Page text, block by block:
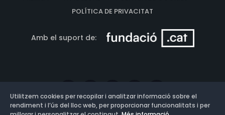
POLÍTICA DE PRIVACITAT
Amb el suport de:
Utilitzem cookies per recopilar i analitzar informació sobre el
rendiment i l’ús del lloc web, per proporcionar funcionalitats i per